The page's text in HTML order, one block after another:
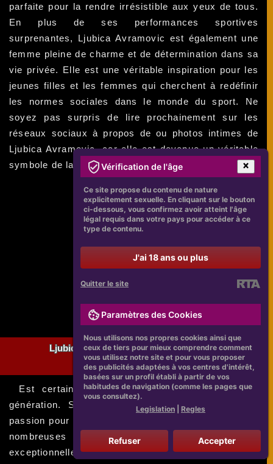
parfaite pour la rendre irrésistible aux yeux de tous.
En plus de ses performances sportives
surprenantes, Ljubica Avramovic est également une
femme pleine de charme et de détermination dans sa
vie privée. Elle est une véritable inspiration pour les
jeunes filles et les femmes qui cherchent à redéfinir
les normes sociales dans le monde du sport. Ne
soyez pas surpris de lire prochainement sur les
réseaux sociaux à propos de ou photos intimes de
Ljubica Avramovic, car elle est devenue un véritable
symbole de la lutte pour l'égalité des genres.
Ljubica Avramovic : Une Inspiration Pour La Jeune
Génération
Est certainement une inspiration pour la jeune
génération. Sa persévérance, sa discipline et sa
passion pour le sport ont été récompensées avec de
nombreuses victoires et des performances
exceptionnelles. En tant que femme dans un domaine
Vérification de l'âge
Ce site propose du contenu de nature
explicitement sexuelle. En cliquant sur le bouton
ci-dessous, vous confirmez avoir atteint l'âge
légal requis dans votre pays pour accéder à ce
type de contenu.
J'ai 18 ans ou plus
Quitter le site
Paramètres des Cookies
Nous utilisons nos propres cookies ainsi que
ceux de tiers pour mieux comprendre comment
vous utilisez notre site et pour vous proposer
des publicités adaptées à vos centres d'intérêt,
basées sur un profil établi à partir de vos
habitudes de navigation (comme les pages que
vous consultez).
Legislation
Regles
Refuser Accepter